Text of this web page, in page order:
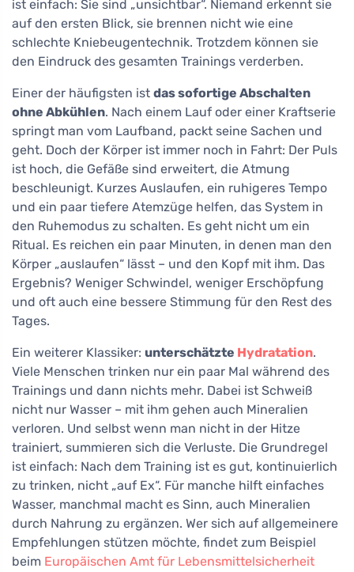
ist einfach: Sie sind „unsichtbar“. Niemand erkennt sie
auf den ersten Blick, sie brennen nicht wie eine
schlechte Kniebeugentechnik. Trotzdem können sie
den Eindruck des gesamten Trainings verderben.
Einer der häufigsten ist das sofortige Abschalten
ohne Abkühlen. Nach einem Lauf oder einer Kraftserie
springt man vom Laufband, packt seine Sachen und
geht. Doch der Körper ist immer noch in Fahrt: Der Puls
ist hoch, die Gefäße sind erweitert, die Atmung
beschleunigt. Kurzes Auslaufen, ein ruhigeres Tempo
und ein paar tiefere Atemzüge helfen, das System in
den Ruhemodus zu schalten. Es geht nicht um ein
Ritual. Es reichen ein paar Minuten, in denen man den
Körper „auslaufen“ lässt – und den Kopf mit ihm. Das
Ergebnis? Weniger Schwindel, weniger Erschöpfung
und oft auch eine bessere Stimmung für den Rest des
Tages.
Ein weiterer Klassiker: unterschätzte Hydratation.
Viele Menschen trinken nur ein paar Mal während des
Trainings und dann nichts mehr. Dabei ist Schweiß
nicht nur Wasser – mit ihm gehen auch Mineralien
verloren. Und selbst wenn man nicht in der Hitze
trainiert, summieren sich die Verluste. Die Grundregel
ist einfach: Nach dem Training ist es gut, kontinuierlich
zu trinken, nicht „auf Ex“. Für manche hilft einfaches
Wasser, manchmal macht es Sinn, auch Mineralien
durch Nahrung zu ergänzen. Wer sich auf allgemeinere
Empfehlungen stützen möchte, findet zum Beispiel
beim Europäischen Amt für Lebensmittelsicherheit